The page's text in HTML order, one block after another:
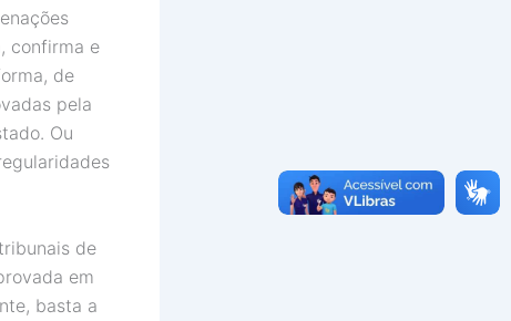
confirma e
de
pela
Ou
de
em
basta a